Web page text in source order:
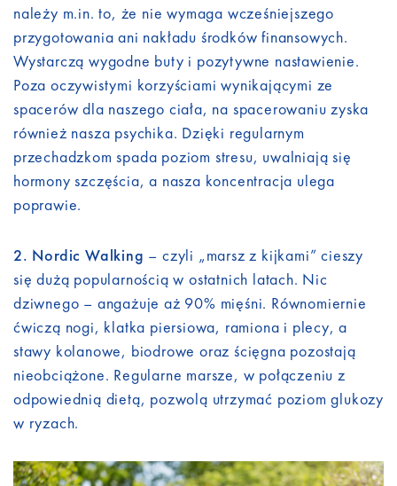
należy m.in. to, że nie wymaga wcześniejszego
przygotowania ani nakładu środków finansowych.
Wystarczą wygodne buty i pozytywne nastawienie.
Poza oczywistymi korzyściami wynikającymi ze
spacerów dla naszego ciała, na spacerowaniu zyska
również nasza psychika. Dzięki regularnym
przechadzkom spada poziom stresu, uwalniają się
hormony szczęścia, a nasza koncentracja ulega
poprawie.
2. Nordic Walking – czyli „marsz z kijkami” cieszy
się dużą popularnością w ostatnich latach. Nic
dziwnego – angażuje aż 90% mięśni. Równomiernie
ćwiczą nogi, klatka piersiowa, ramiona i plecy, a
stawy kolanowe, biodrowe oraz ścięgna pozostają
nieobciążone. Regularne marsze, w połączeniu z
odpowiednią dietą, pozwolą utrzymać poziom glukozy
w ryzach.